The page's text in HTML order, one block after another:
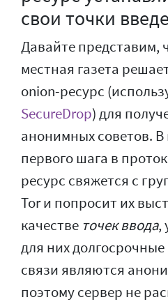
свои точки
Давайте представим,
местная газета
onion-ресурс
SecureDrop) для
анонимных советов. В
первого шага в
ресурс свяжется с
Tor и попросит их
качестве точек ввода,
для них долгосрочные
связи являются
поэтому сервер не